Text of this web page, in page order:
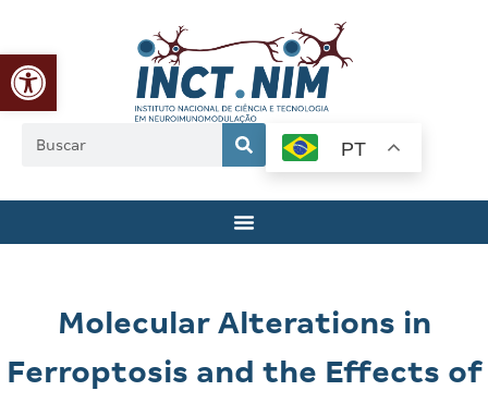
Abrir a barra de ferramentas
PT
Molecular Alterations in
Ferroptosis and the Effects of